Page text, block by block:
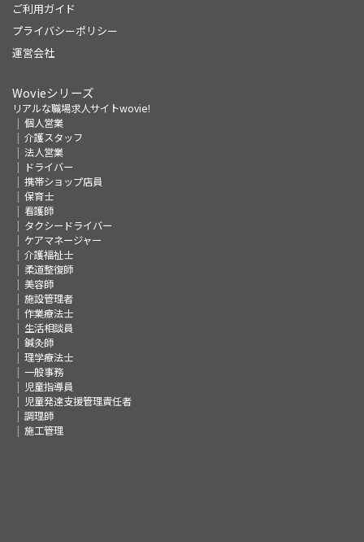
ご利用ガイド
プライバシーポリシー
運営会社
Wovieシリーズ
リアルな職場求人サイトwovie!
個人営業
介護スタッフ
法人営業
ドライバー
携帯ショップ店員
保育士
看護師
タクシードライバー
ケアマネージャー
介護福祉士
柔道整復師
美容師
施設管理者
作業療法士
生活相談員
鍼灸師
理学療法士
一般事務
児童指導員
児童発達支援管理責任者
調理師
施工管理